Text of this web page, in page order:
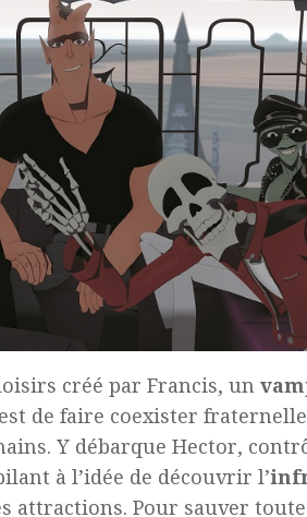
créé par Francis, un
de faire coexister
Y débarque Hector,
à l’idée de découvrir l’
attractions. Pour sauver